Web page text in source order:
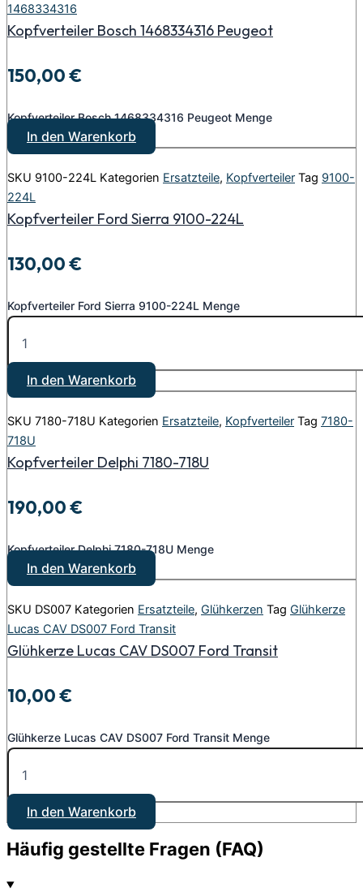
1468334316
Kopfverteiler Bosch 1468334316 Peugeot
150,00€
Kopfverteiler Bosch 1468334316 Peugeot Menge
In den Warenkorb
SKU 9100-224L Kategorien Ersatzteile, Kopfverteiler Tag 9100-
224L
Kopfverteiler Ford Sierra 9100-224L
130,00€
Kopfverteiler Ford Sierra 9100-224L Menge
In den Warenkorb
SKU 7180-718U Kategorien Ersatzteile, Kopfverteiler Tag 7180-
718U
Kopfverteiler Delphi 7180-718U
190,00€
Kopfverteiler Delphi 7180-718U Menge
In den Warenkorb
SKU DS007 Kategorien Ersatzteile, Glühkerzen Tag Glühkerze
Lucas CAV DS007 Ford Transit
Glühkerze Lucas CAV DS007 Ford Transit
10,00€
Glühkerze Lucas CAV DS007 Ford Transit Menge
In den Warenkorb
Häufig gestellte Fragen (FAQ)